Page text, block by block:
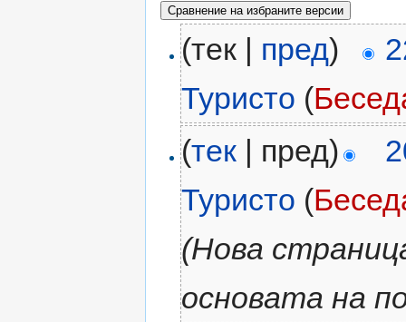
(тек | пред)
Туристо (
(тек | пред)
Туристо (
(Нова
основата на